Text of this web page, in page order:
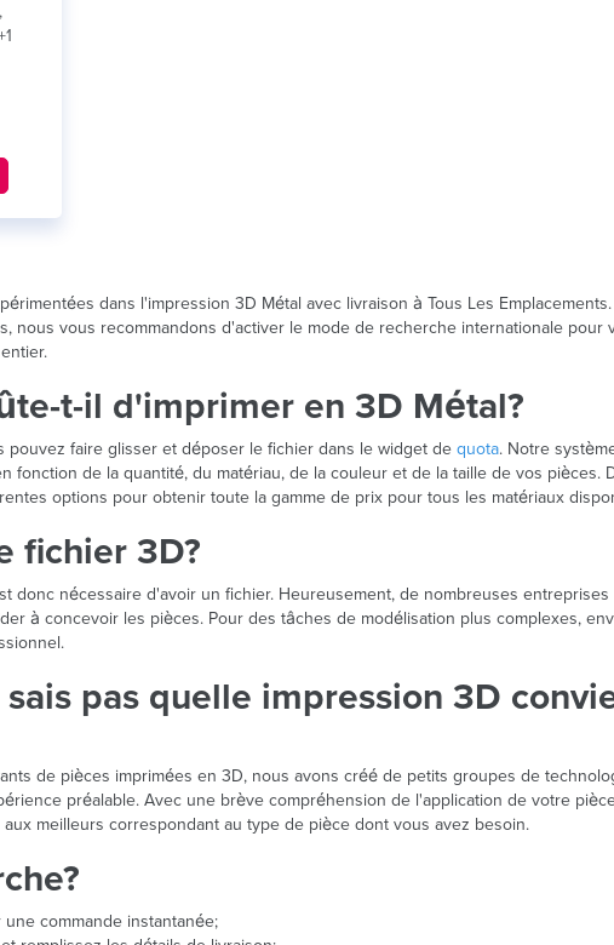
dans l'impression 3D Métal avec livraison à Tous Les
nous vous recommandons d'activer le mode de recherche internationale pour
t-il d'imprimer en 3D Métal?
pouvez faire glisser et déposer le fichier dans le widget de quota. Notre
fonction de la quantité, du matériau, de la couleur et de la taille de vos pièces.
options pour obtenir toute la gamme de prix pour tous les matériaux
fichier 3D?
donc nécessaire d'avoir un fichier. Heureusement, de nombreuses
à concevoir les pièces. Pour des tâches de modélisation plus complexes,
pas quelle impression 3D
de pièces imprimées en 3D, nous avons créé de petits groupes de
préalable. Avec une brève compréhension de l'application de votre
meilleurs correspondant au type de pièce dont vous avez besoin.
commande instantanée;